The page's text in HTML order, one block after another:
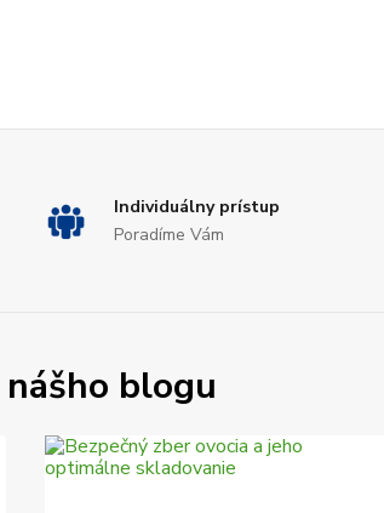
Individuálny prístup
Poradíme Vám
blogu